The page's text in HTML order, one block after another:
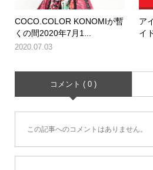
COCO.COLOR KONOMIが暫
くの間2020年7月1...
2020.07.03
ア
イ
コメント ( 0 )
この記事へのコメントはありません。